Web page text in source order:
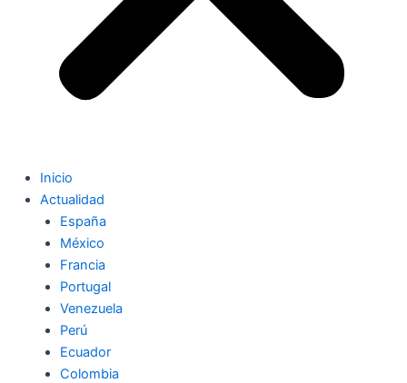
Inicio
Actualidad
España
México
Francia
Portugal
Venezuela
Perú
Ecuador
Colombia